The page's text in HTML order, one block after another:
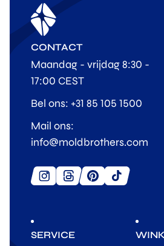
SERVICE
CONTACT
Maandag - vrijdag 8:30 -
17:00 CEST
Bel ons: +31 85 105 1500
Mail ons:
info@moldbrothers.com